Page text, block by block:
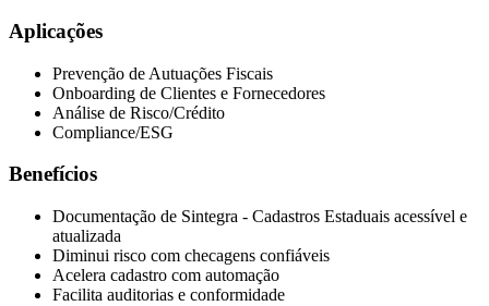
Aplicações
Prevenção de Autuações Fiscais
Onboarding de Clientes e Fornecedores
Análise de Risco/Crédito
Compliance/ESG
Benefícios
Documentação de Sintegra - Cadastros Estaduais acessível e
atualizada
Diminui risco com checagens confiáveis
Acelera cadastro com automação
Facilita auditorias e conformidade